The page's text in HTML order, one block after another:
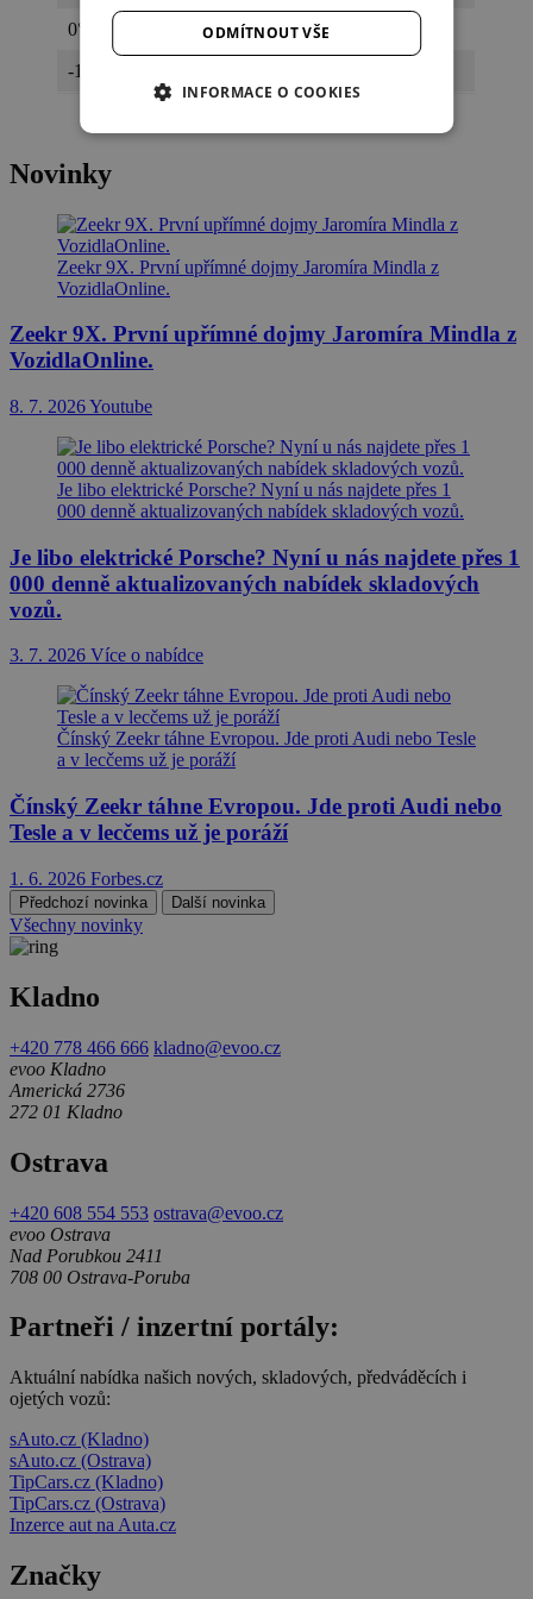
0°C 400 km
-10°C
Novinky
Zeekr 9X. První upřímné dojmy Jaromíra Mindla z
VozidlaOnline.
Zeekr 9X. První upřímné dojmy Jaromíra Mindla z
VozidlaOnline.
8. 7. 2026Youtube
Je libo elektrické Porsche? Nyní u nás najdete přes 1
000 denně aktualizovaných nabídek skladových vozů.
Je libo elektrické Porsche? Nyní u nás najdete přes 1
000 denně aktualizovaných nabídek skladových
vozů.
3. 7. 2026 Více o nabídce
Čínský Zeekr táhne Evropou. Jde proti Audi nebo Tesle
a v lecčems už je poráží
Čínský Zeekr táhne Evropou. Jde proti Audi nebo
Tesle a v lecčems už je poráží
1. 6. 2026 Forbes.cz
Předchozí novinka Další novinka
Všechny novinky
Kladno
+420 778 466 666 kladno@evoo.cz
evoo Kladno
Americká 2736
272 01 Kladno
Ostrava
+420 608 554 553 ostrava@evoo.cz
evoo Ostrava
Nad Porubkou 2411
708 00 Ostrava-Poruba
Partneři / inzertní portály:
Aktuální nabídka našich nových, skladových, předváděcích i
ojetých vozů:
sAuto.cz (Kladno)
sAuto.cz (Ostrava)
TipCars.cz (Kladno)
TipCars.cz (Ostrava)
Inzerce aut na Auta.cz
Značky
ODMÍTNOUT VŠE
INFORMACE O COOKIES